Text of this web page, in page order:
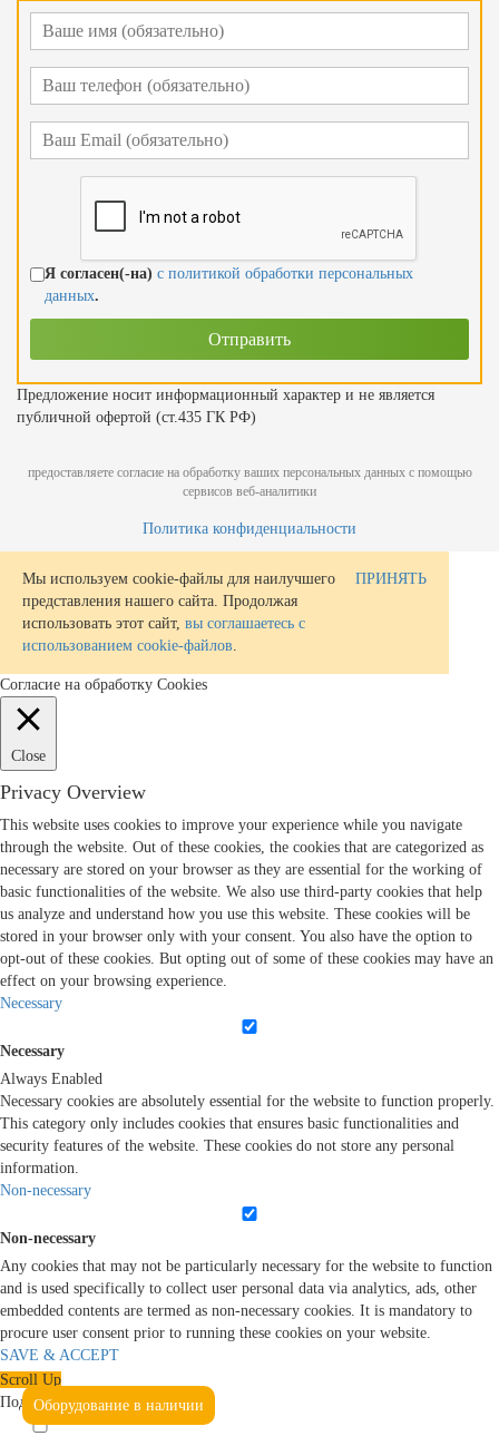
Я согласен(-на) с политикой обработки персональных
данных.
Предложение носит информационный характер и не является
публичной офертой (ст.435 ГК РФ)
предоставляете согласие на обработку ваших персональных данных с помощью
сервисов веб-аналитики
Политика конфиденциальности
Оборудование в наличии
Мы используем cookie-файлы для наилучшего
представления нашего сайта. Продолжая
использовать этот сайт, вы соглашаетесь с
использованием cookie-файлов
ПРИНЯТЬ
Согласие на обработку Cookies
Close
Privacy Overview
This website uses cookies to improve your experience while you navigate
through the website. Out of these cookies, the cookies that are categorized as
necessary are stored on your browser as they are essential for the working of
basic functionalities of the website. We also use third-party cookies that help
us analyze and understand how you use this website. These cookies will be
stored in your browser only with your consent. You also have the option to
opt-out of these cookies. But opting out of some of these cookies may have an
effect on your browsing experience.
Necessary
Necessary
Always Enabled
Necessary cookies are absolutely essential for the website to function properly.
This category only includes cookies that ensures basic functionalities and
security features of the website. These cookies do not store any personal
information.
Non-necessary
Non-necessary
Any cookies that may not be particularly necessary for the website to function
and is used specifically to collect user personal data via analytics, ads, other
embedded contents are termed as non-necessary cookies. It is mandatory to
procure user consent prior to running these cookies on your website.
SAVE & ACCEPT
Scroll Up
Подтвердите, что вы не робот